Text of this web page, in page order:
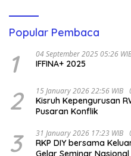
Popular Pembaca
1 04 September 2025 05:26
IFFINA+ 2025
2 15 January 2026 22:56 WIB
Kisruh Kepengurusan
Pusaran Konflik
3 31 January 2026 17:23 WIB
RKP DIY bersama